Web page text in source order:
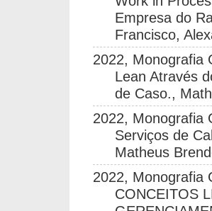
Empresa do
Francisco,
2022, Monografia
Lean Através
de Caso.,
2022, Monografia
Serviços de
Matheus
2022, Monografia
CONCEITOS